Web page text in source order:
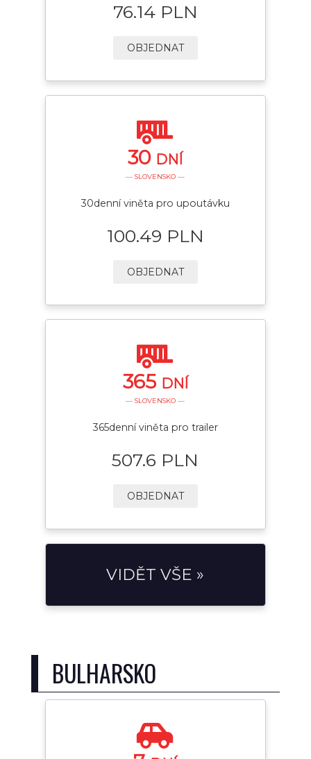
76.14 PLN
OBJEDNAT
30 DNÍ
— SLOVENSKO —
30denní viněta pro upoutávku
100.49 PLN
OBJEDNAT
365 DNÍ
— SLOVENSKO —
365denní viněta pro trailer
507.6 PLN
OBJEDNAT
VIDĚT VŠE »
BULHARSKO